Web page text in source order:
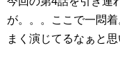
が。。。ここで一悶着
まく演じてるなぁと思